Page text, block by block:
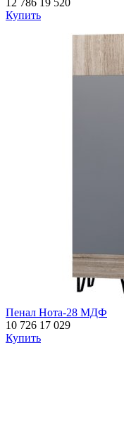
Купить
Пенал Нота-28 МДФ
10 726 17 029
Купить